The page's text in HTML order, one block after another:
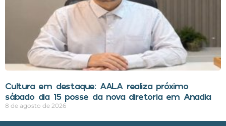
Cultura em destaque: AALA realiza próximo
sábado dia 15 posse da nova diretoria em Anadia
8 de agosto de 2026